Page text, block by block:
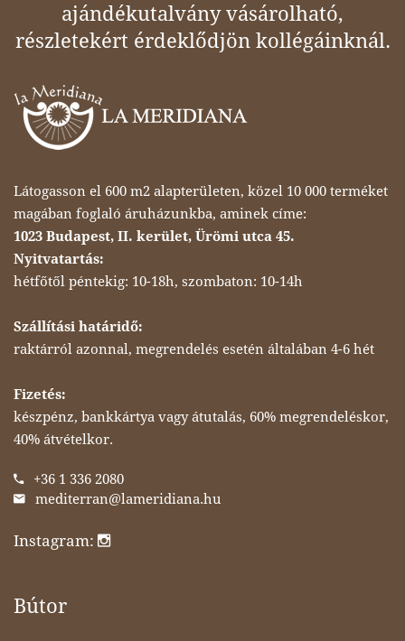
ajándékutalvány vásárolható,
részletekért érdeklődjön kollégáinknál.
Látogasson el 600 m2 alapterületen, közel 10 000 terméket
magában foglaló áruházunkba, aminek címe:
1023 Budapest, II. kerület, Ürömi utca 45.
Nyitvatartás:
hétfőtől péntekig: 10-18h, szombaton: 10-14h
Szállítási határidő:
raktárról azonnal, megrendelés esetén általában 4-6 hét
Fizetés:
készpénz, bankkártya vagy átutalás, 60% megrendeléskor,
40% átvételkor.
+36 1 336 2080
mediterran@lameridiana.hu
Instagram:
Bútor